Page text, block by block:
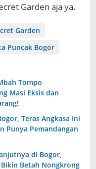
Garden aja ya.
Garden
Puncak Bogor
Tompo
Masi Eksis dan
Teras Angkasa Ini
Punya Pemandangan
di Bogor,
Betah Nongkrong